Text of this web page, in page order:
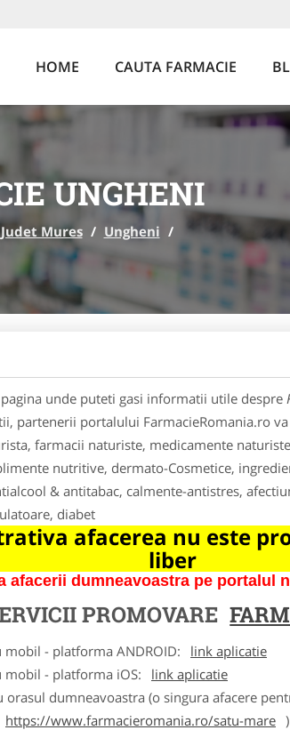
HOME CAUTA FARMACIE
UNGHENI
Judet Mures / Ungheni /
unde puteti gasi informatii utile despre
partenerii portalului FarmacieRomania.ro
farmacii naturiste, medicamente
nutritive, dermato-Cosmetice,
& antitabac, calmente-antistres,
diabet
afacerea nu este
liber
afacerii dumneavoastra pe portalul
PROMOVARE
- platforma ANDROID:
link aplicatie
mobil - platforma iOS:
link aplicatie
dumneavoastra (o singura afacere
https://www.farmacieromania.ro/satu-mare )